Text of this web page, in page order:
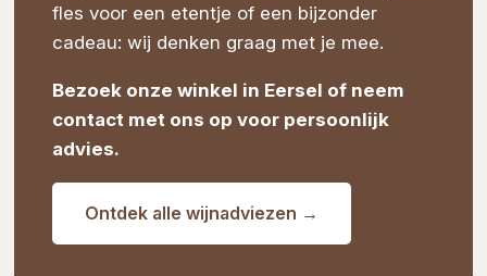
fles voor een etentje of een bijzonder
cadeau: wij denken graag met je mee.
Bezoek onze winkel in Eersel of neem
contact met ons op voor persoonlijk
advies.
Ontdek alle wijnadviezen →